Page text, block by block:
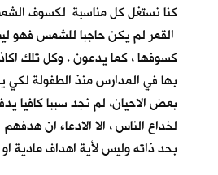
كنا نستغل كل مناسبة لكسوف
القمر لم يكن حاجبا للشمس
كسوفها ، كما يدعون . وكل تلك
بها في المدارس منذ الطفولة لكي
بعض الاحيان، لم نجد سببا كافيا
لخداع الناس ، الا الادعاء ان
بحد ذاته وليس لأية اهداف مادية